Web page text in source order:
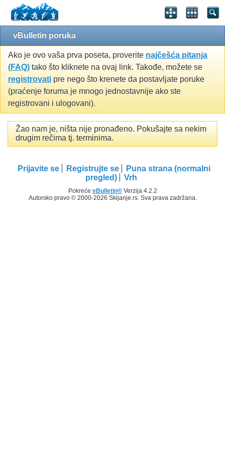
vBulletin poruka
Ako je ovo vaša prva poseta, proverite najčešća pitanja
(FAQ) tako što kliknete na ovaj link. Takođe, možete se
registrovati pre nego što krenete da postavljate poruke
(praćenje foruma je mnogo jednostavnije ako ste
registrovani i ulogovani).
Žao nam je, ništa nije pronađeno. Pokušajte sa nekim
drugim rečima tj. terminima.
Prijavite se Registrujte se
Puna strana (normalni
pregled)
Vrh
Pokreće vBulletin®Verzija 4.2.2
Autorsko pravo © 2000-2026 Skijanje.rs. Sva prava zadržana.